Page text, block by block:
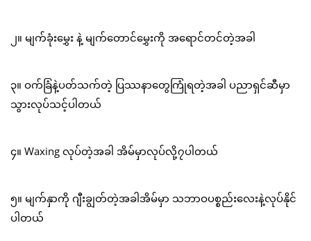
၂။ မျက်ခုံးမွှေး နဲ့ မျက်တောင်မွှေးကို အရောင်တင်တဲ့အခါ
၃။ ဝက်ခြံနဲ့ပတ်သက်တဲ့ ပြဿနာတွေကြုံရတဲ့အခါ ပညာရှင်ဆီမှာ
သွားလုပ်သင့်ပါတယ်
၄။ Waxing လုပ်တဲ့အခါ အိမ်မှာလုပ်လို့၇ပါတယ်
၅။ မျက်နှာကို ဂျီးချွတ်တဲ့အခါအိမ်မှာ သဘာဝပစ္စည်းလေးနဲ့လုပ်နိုင်
ပါတယ်